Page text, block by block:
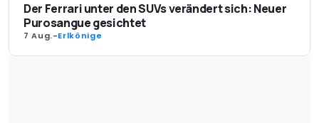
Der Ferrari unter den SUVs verändert sich: Neuer
Purosangue gesichtet
7 Aug.-Erlkönige